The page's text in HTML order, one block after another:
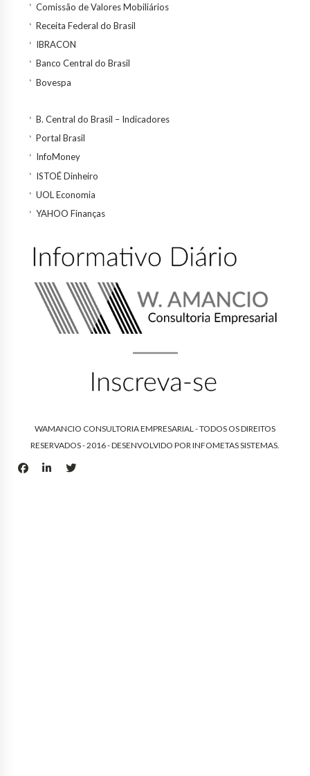
Comissão de Valores Mobiliários
Receita Federal do Brasil
IBRACON
Banco Central do Brasil
Bovespa
B. Central do Brasil – Indicadores
Portal Brasil
InfoMoney
ISTOÉ Dinheiro
UOL Economia
YAHOO Finanças
WAMANCIO CONSULTORIA EMPRESARIAL - TODOS OS DIREITOS
RESERVADOS - 2016 - DESENVOLVIDO PORINFOMETAS SISTEMAS.